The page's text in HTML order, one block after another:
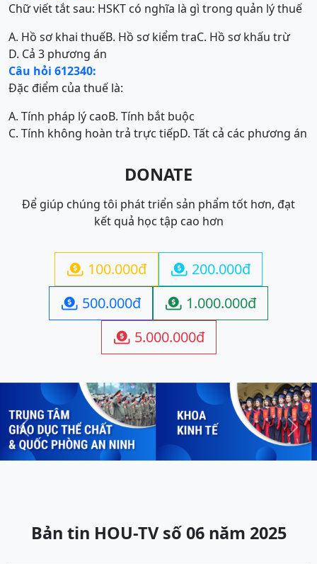
Chữ viết tắt sau: HSKT có nghĩa là gì trong quản lý thuế
A. Hồ sơ khai thuếB. Hồ sơ kiểm traC. Hồ sơ khấu trừ
D. Cả 3 phương án
Câu hỏi 612340:
Đặc điểm của thuế là:
A. Tính pháp lý caoB. Tính bắt buộc
C. Tính không hoàn trả trực tiếpD. Tất cả các phương án
DONATE
Để giúp chúng tôi phát triển sản phẩm tốt hơn, đạt
kết quả học tập cao hơn
 100.000đ  200.000đ
 500.000đ  1.000.000đ
 5.000.000đ
Previous Next
Bản tin HOU-TV số 06 năm 2025